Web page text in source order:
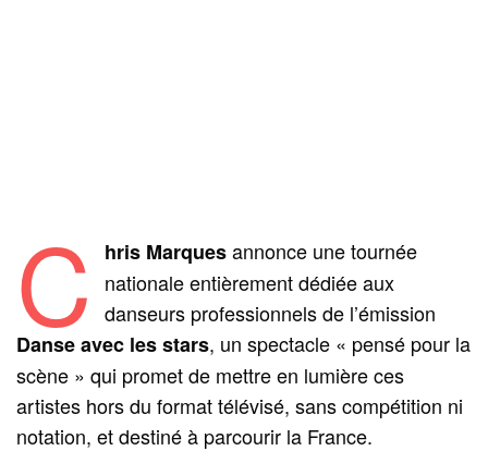
C hris Marquesannonce une tournée
nationale entièrement dédiée aux
danseurs professionnels de l’émission
Danse avec les stars, un spectacle « pensé pour la
scène » qui promet de mettre en lumière ces
artistes hors du format télévisé, sans compétition ni
notation, et destiné à parcourir la France.